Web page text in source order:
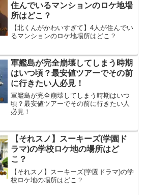
住んでいるマンションのロケ地場
所はどこ？
【北くんがかわいすぎて】4人が住んでい
るマンションのロケ地場所はどこ？
軍艦島が完全崩壊してしまう時期
はいつ頃？最安値ツアーでその前
に行きたい人必見！
軍艦島が完全崩壊してしまう時期はいつ
頃？最安値ツアーでその前に行きたい人
必見！
【それスノ】スーキーズ(学園ド
ラマ)の学校ロケ地の場所はど
こ？
【それスノ】スーキーズ(学園ドラマ)の学
校ロケ地の場所はどこ？